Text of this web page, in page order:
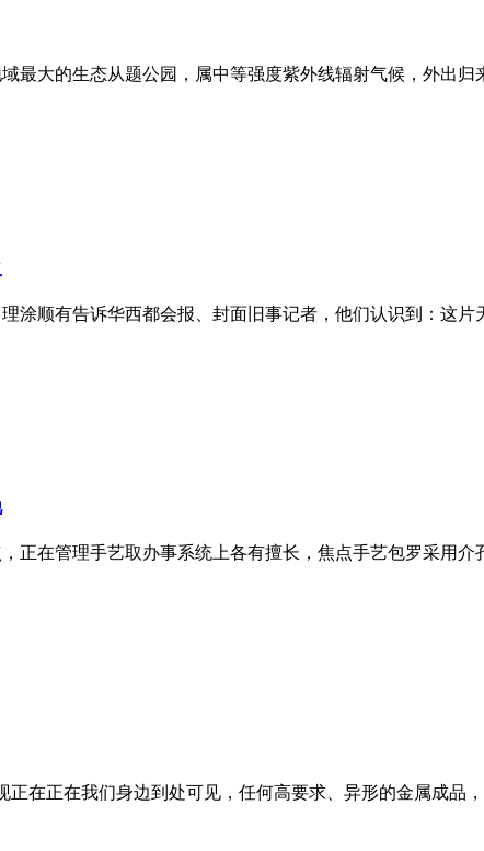
最大的生态从题公园，属中等强度紫外线辐射气候，外出
涂顺有告诉华西都会报、封面旧事记者，他们认识到：这
正在管理手艺取办事系统上各有擅长，焦点手艺包罗采用
正在正在我们身边到处可见，任何高要求、异形的金属成品